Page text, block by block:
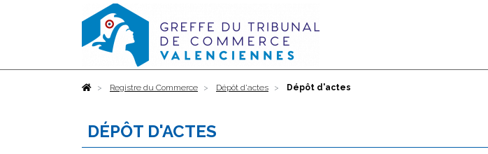
AccueilRegistre du Commerce Dépôt d'actes Dépôt d'actes
DÉPÔT D'ACTES